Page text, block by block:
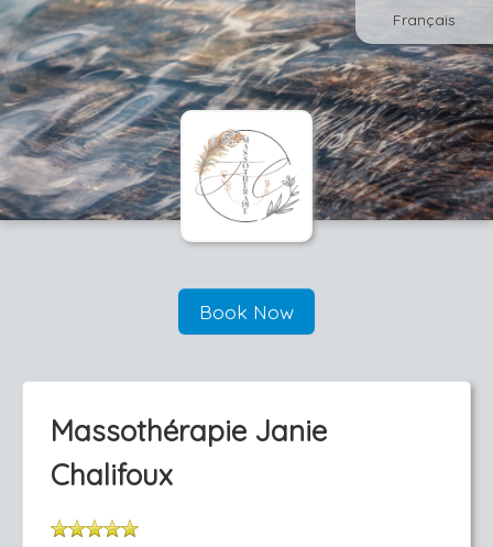
Français
Book Now
Massothérapie Janie
Chalifoux